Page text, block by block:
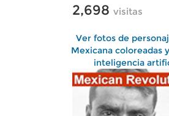
2,698 visitas
Ver fotos de
Mexicana coloreadas
inteligencia